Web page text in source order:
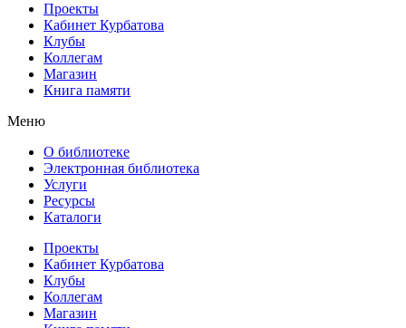
Проекты
Кабинет Курбатова
Клубы
Коллегам
Магазин
Книга памяти
Меню
О библиотеке
Электронная библиотека
Услуги
Ресурсы
Каталоги
Проекты
Кабинет Курбатова
Клубы
Коллегам
Магазин